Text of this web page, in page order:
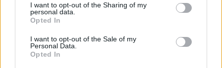
not limited to your visit or usage behaviour. You may click to
grant or deny consent to Google and its third-party tags to
use your data for below specified purposes in below Google
consent section.
I want to opt-out of the Sharing of my
personal data.
Opted In
I want to opt-out of the Sale of my
Personal Data.
Opted In